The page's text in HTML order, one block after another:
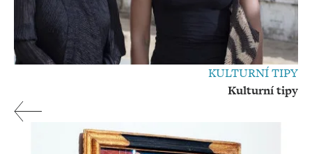
KULTURNÍ TIPY
Kulturní tipy